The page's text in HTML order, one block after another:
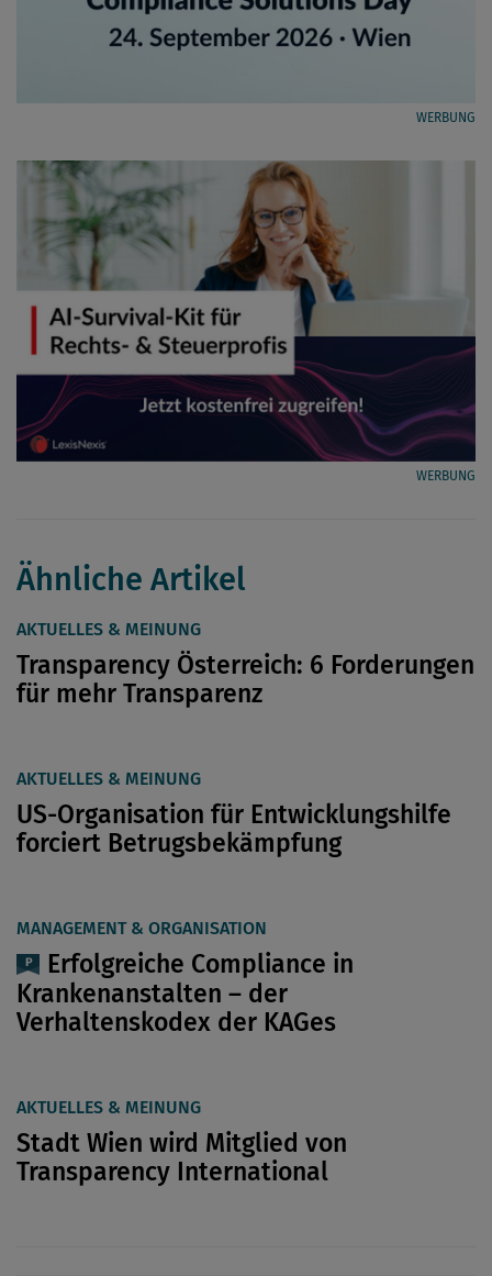
WERBUNG
WERBUNG
Ähnliche Artikel
AKTUELLES & MEINUNG
Transparency Österreich: 6 Forderungen
für mehr Transparenz
AKTUELLES & MEINUNG
US-Organisation für Entwicklungshilfe
forciert Betrugsbekämpfung
MANAGEMENT & ORGANISATION
Erfolgreiche Compliance in
Krankenanstalten – der
Verhaltenskodex der KAGes
AKTUELLES & MEINUNG
Stadt Wien wird Mitglied von
Transparency International